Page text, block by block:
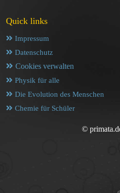
Quick links
Impressum
Datenschutz
Cookies verwalten
Physik für alle
Die Evolution des Menschen
Chemie für Schüler
©